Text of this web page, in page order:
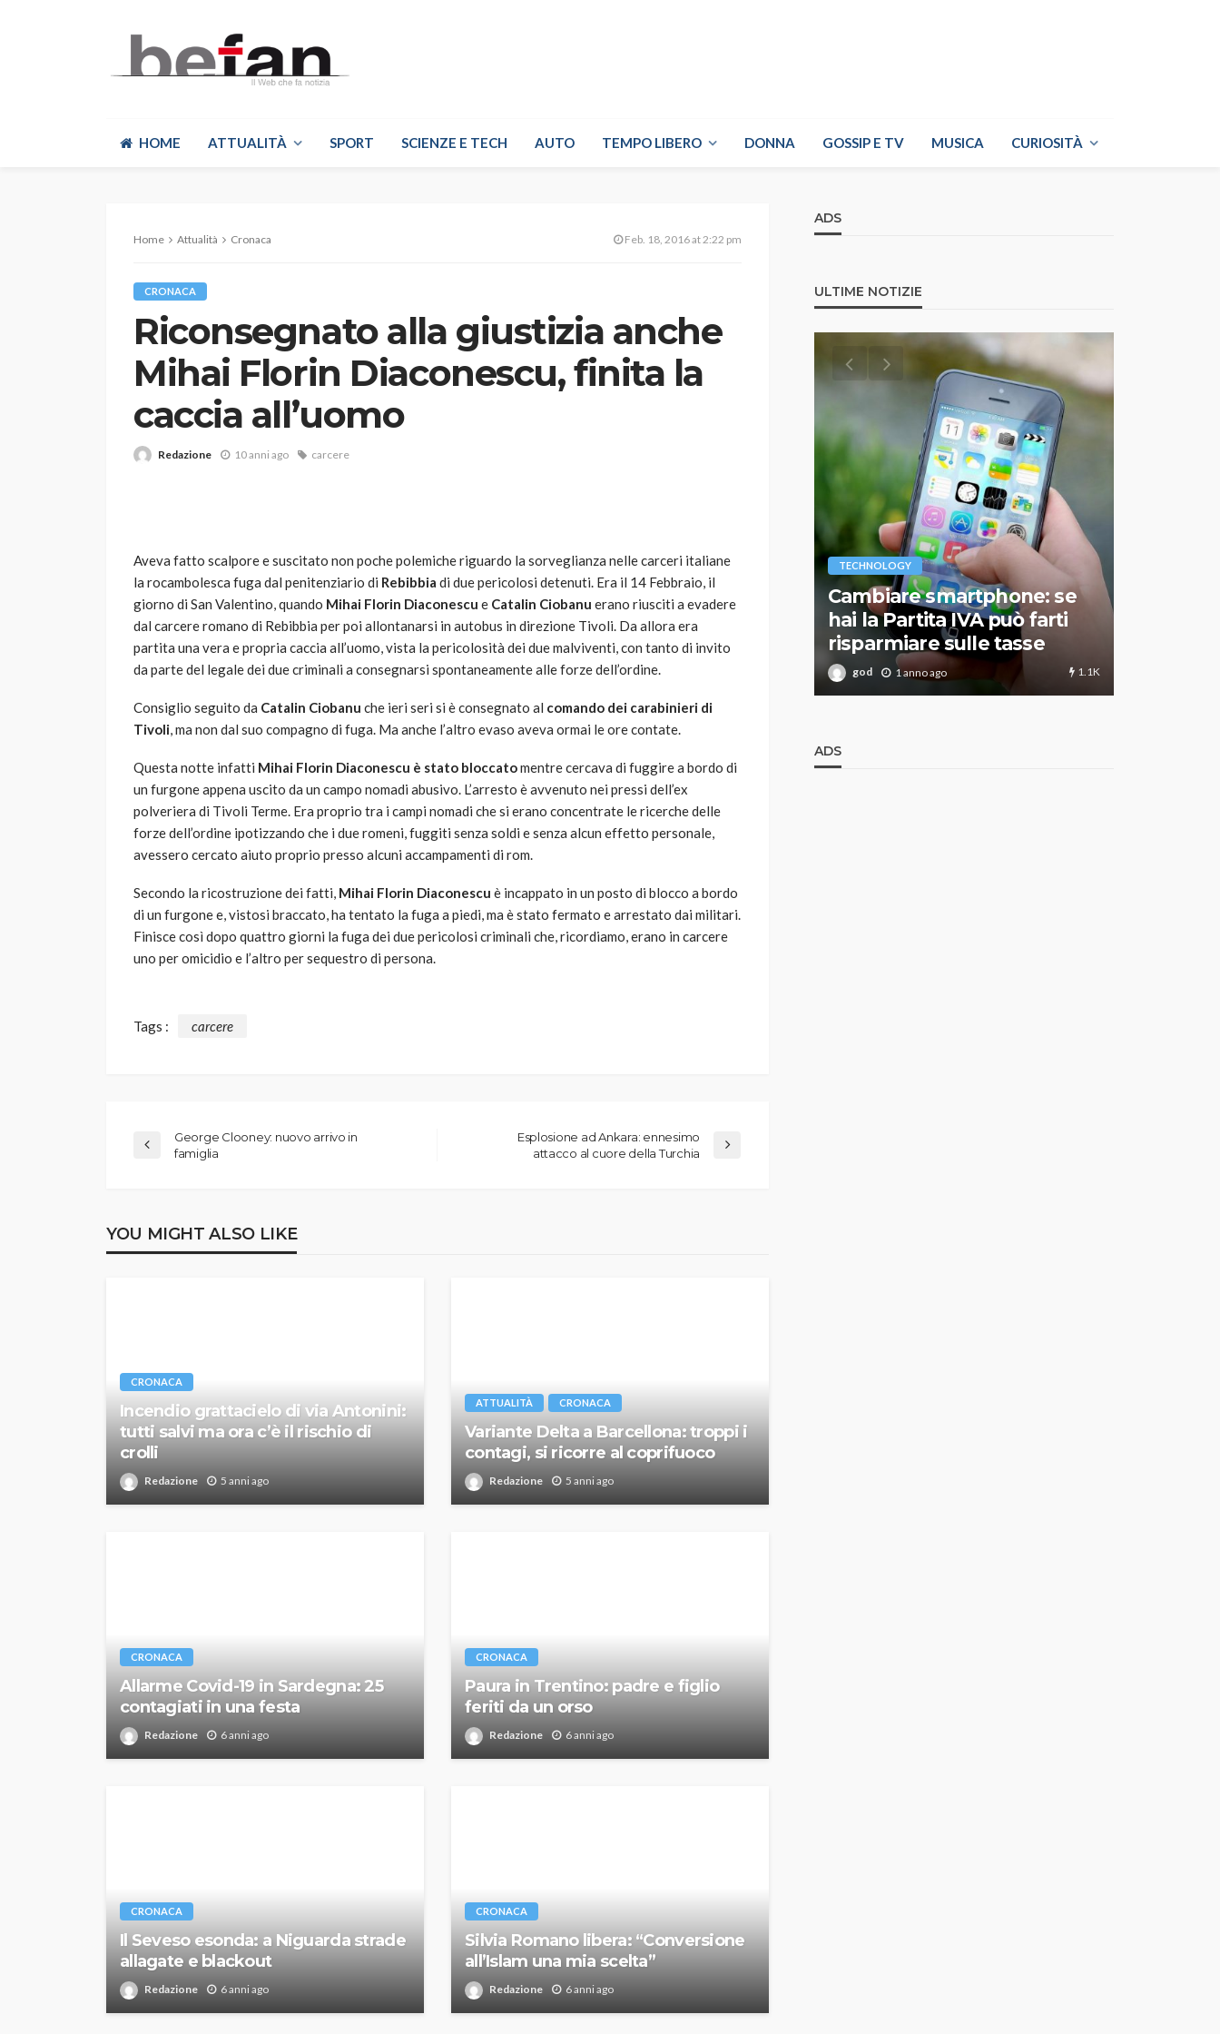
HOME ATTUALITÀ SPORT SCIENZE E TECH AUTO TEMPO LIBERO DONNA GOSSIP E TV MUSICA CURIOSITÀ
Home Attualità Cronaca Feb. 18, 2016 at 2:22 pm
CRONACA
Riconsegnato alla giustizia anche
Mihai Florin Diaconescu, finita la
caccia all’uomo
Redazione 10 anni ago carcere
Aveva fatto scalpore e suscitato non poche polemiche riguardo la sorveglianza nelle carceri italiane
la rocambolesca fuga dal penitenziario di Rebibbia di due pericolosi detenuti. Era il 14 Febbraio, il
giorno di San Valentino, quando Mihai Florin Diaconescu e Catalin Ciobanu erano riusciti a evadere
dal carcere romano di Rebibbia per poi allontanarsi in autobus in direzione Tivoli. Da allora era
partita una vera e propria caccia all’uomo, vista la pericolosità dei due malviventi, con tanto di invito
da parte del legale dei due criminali a consegnarsi spontaneamente alle forze dell’ordine.
Consiglio seguito da Catalin Ciobanu che ieri seri si è consegnato al comando dei carabinieri di
Tivoli, ma non dal suo compagno di fuga. Ma anche l’altro evaso aveva ormai le ore contate.
Questa notte infatti Mihai Florin Diaconescu è stato bloccatomentre cercava di fuggire a bordo di
un furgone appena uscito da un campo nomadi abusivo. L’arresto è avvenuto nei pressi dell’ex
polveriera di Tivoli Terme. Era proprio tra i campi nomadi che si erano concentrate le ricerche delle
forze dell’ordine ipotizzando che i due romeni, fuggiti senza soldi e senza alcun effetto personale,
avessero cercato aiuto proprio presso alcuni accampamenti di rom.
Secondo la ricostruzione dei fatti, Mihai Florin Diaconescu è incappato in un posto di blocco a bordo
di un furgone e, vistosi braccato, ha tentato la fuga a piedi, ma è stato fermato e arrestato dai militari.
Finisce così dopo quattro giorni la fuga dei due pericolosi criminali che, ricordiamo, erano in carcere
uno per omicidio e l’altro per sequestro di persona.
Tags : carcere
George Clooney: nuovo arrivo in
famiglia
Esplosione ad Ankara: ennesimo
attacco al cuore della Turchia
YOU MIGHT ALSO LIKE
CRONACA
Incendio grattacielo di via Antonini:
tutti salvi ma ora c’è il rischio di
crolli
Redazione 5 anni ago
ATTUALITÀ CRONACA
Variante Delta a Barcellona: troppi i
contagi, si ricorre al coprifuoco
Redazione 5 anni ago
CRONACA
Allarme Covid-19 in Sardegna: 25
contagiati in una festa
Redazione 6 anni ago
CRONACA
Paura in Trentino: padre e figlio
feriti da un orso
Redazione 6 anni ago
CRONACA
Il Seveso esonda: a Niguarda strade
allagate e blackout
Redazione 6 anni ago
CRONACA
Silvia Romano libera: “Conversione
all’Islam una mia scelta”
Redazione 6 anni ago
ADS
ULTIME NOTIZIE
VARIE
Robot tagliaerba: quale
scegliere per il tuo prato
god 1 anno ago 786
Davis: tennis mondiale e
passione per
l’automobilismo
abbracciano la stessa causa
god 9 mesi ago
TECHNOLOGY
Cambiare smartphone: se
hai la Partita IVA può farti
risparmiare sulle tasse
god 1 anno ago 1.1K
ADS